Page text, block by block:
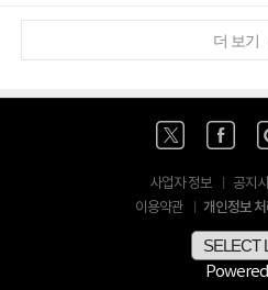
더 보기
사업자 정보 공지
이용약관
개인정보